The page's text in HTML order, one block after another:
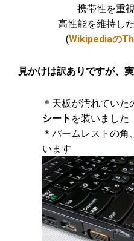
携帯性を重
高性能を維持し
(Wikipediaの
見かけは訳ありですが、
＊天板が汚れていた
シート を装いました
＊パームレストの
います